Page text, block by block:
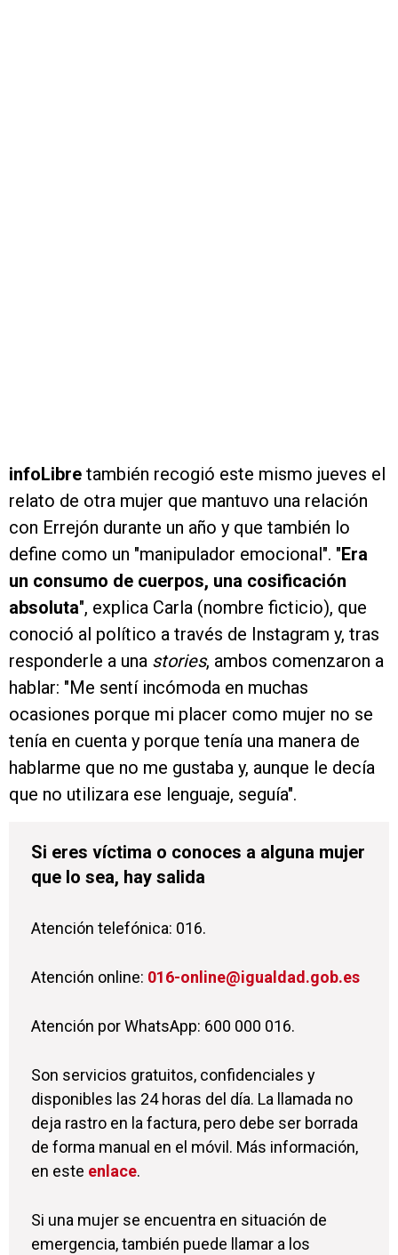
infoLibre también recogió este mismo jueves el
relato de otra mujer que mantuvo una relación
con Errejón durante un año y que también lo
define como un "manipulador emocional". "Era
un consumo de cuerpos, una cosificación
absoluta", explica Carla (nombre ficticio), que
conoció al político a través de Instagram y, tras
responderle a una stories, ambos comenzaron a
hablar: "Me sentí incómoda en muchas
ocasiones porque mi placer como mujer no se
tenía en cuenta y porque tenía una manera de
hablarme que no me gustaba y, aunque le decía
que no utilizara ese lenguaje, seguía".
Si eres víctima o conoces a alguna mujer
que lo sea, hay salida
Atención telefónica: 016.
Atención online: 016-online@igualdad.gob.es
Atención por WhatsApp: 600 000 016.
Son servicios gratuitos, confidenciales y
disponibles las 24 horas del día. La llamada no
deja rastro en la factura, pero debe ser borrada
de forma manual en el móvil. Más información,
en este enlace.
Si una mujer se encuentra en situación de
emergencia, también puede llamar a los